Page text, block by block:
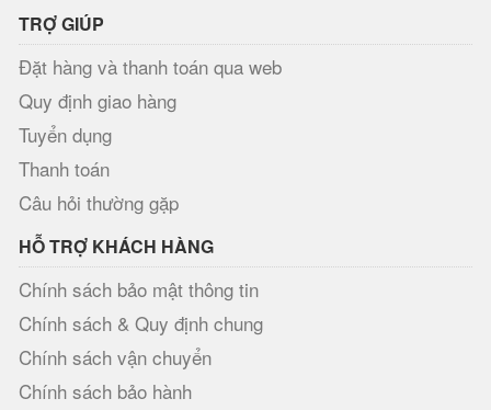
TRỢ GIÚP
Đặt hàng và thanh toán qua web
Quy định giao hàng
Tuyển dụng
Thanh toán
Câu hỏi thường gặp
HỖ TRỢ KHÁCH HÀNG
Chính sách bảo mật thông tin
Chính sách & Quy định chung
Chính sách vận chuyển
Chính sách bảo hành